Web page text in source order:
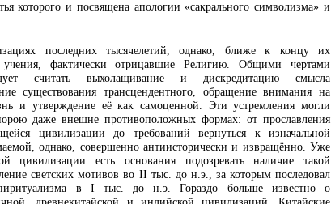
которого и посвящена апологии «сакрального символизма» и
последних тысячелетий, однако, ближе к концу их
учения, фактически отрицавшие Религию. Общими чертами
считать выхолащивание и дискредитацию смысла
существования трансцендентного, обращение внимания на
и утверждение её как самоценной. Эти устремления могли
даже внешне противоположных формах: от прославления
цивилизации до требований вернуться к изначальной
однако, совершенно антиисторически и извращённо. Уже
цивилизации есть основания подозревать наличие такой
светских мотивов во II тыс. до н.э., за которым последовал
в I тыс. до н.э. Гораздо больше известно о